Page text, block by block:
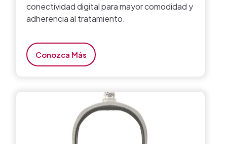
conectividad digital para mayor comodidad y
adherencia al tratamiento.
Conozca Más